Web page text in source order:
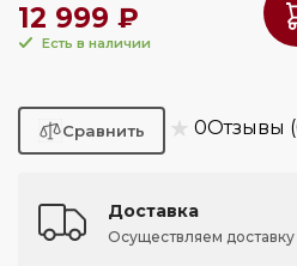
12 999 ₽
Есть в наличии
★ 0Отзывы
Доставка
Осуществляем